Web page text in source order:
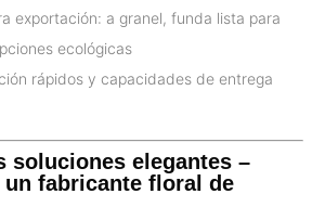
exportación: a granel, funda lista para
ecológicas
rápidos y capacidades de entrega
soluciones elegantes –
un fabricante floral de